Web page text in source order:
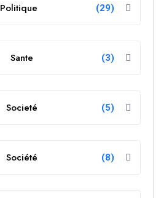
Politique (29)
Sante (3)
Societé (5)
Société (8)